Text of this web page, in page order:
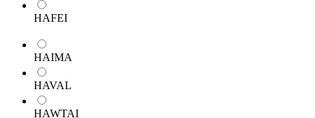
HAFEI
HAIMA
HAVAL
HAWTAI